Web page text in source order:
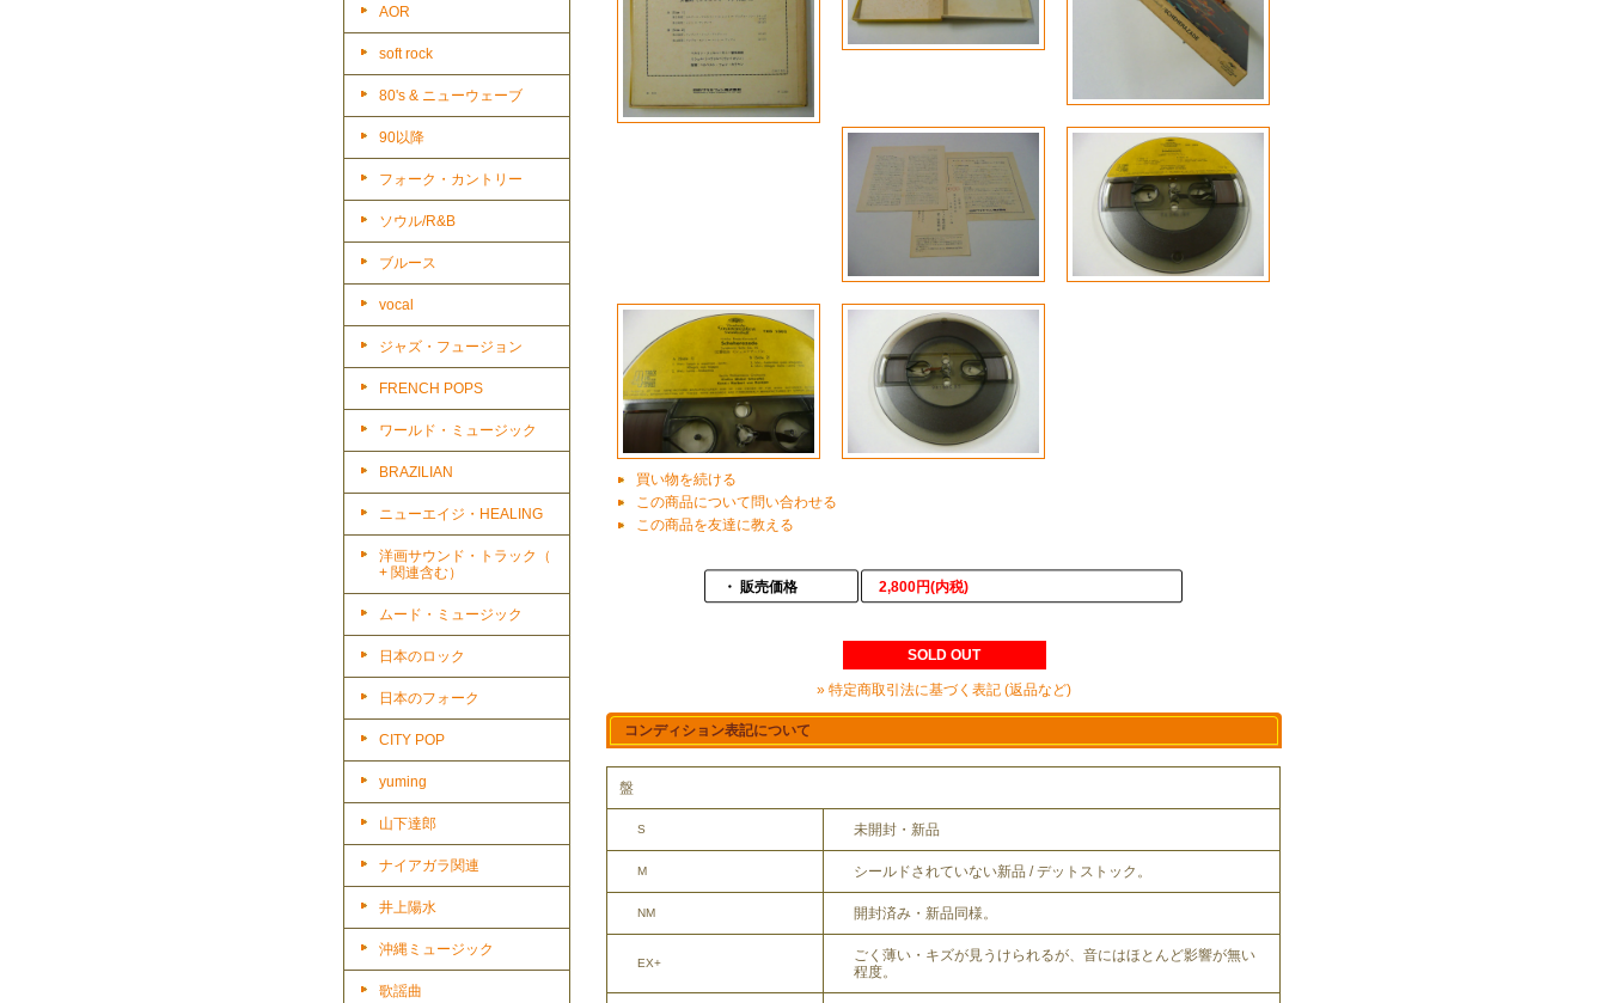
AOR
soft rock
80's & ニューウェーブ
90以降
フォーク・カントリー
ソウル/R&B
ブルース
vocal
ジャズ・フュージョン
FRENCH POPS
ワールド・ミュージック
BRAZILIAN
ニューエイジ・HEALING
洋画サウンド・トラック（
+ 関連含む）
ムード・ミュージック
日本のロック
日本のフォーク
CITY POP
yuming
山下達郎
ナイアガラ関連
井上陽水
沖縄ミュージック
歌謡曲
買い物を続ける
この商品について問い合わせる
この商品を友達に教える
・ 販売価格 2,800円(内税)
SOLD OUT
» 特定商取引法に基づく表記 (返品など)
コンディション表記について
盤
S 未開封・新品
M シールドされていない新品 / デットストック。
NM 開封済み・新品同様。
EX+
ごく薄い・キズが見うけられるが、音にはほとんど影響が無い
程度。